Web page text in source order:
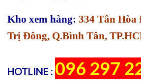
Kho xem hàng: 334 Tân Hòa
Trị Đông, Q.Bình Tân,
HOTLINE : 096 297